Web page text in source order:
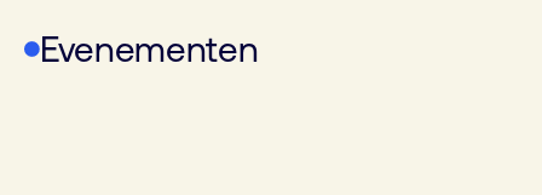
Evenementen
WoTS